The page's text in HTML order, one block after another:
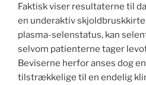
Faktisk viser resultaterne til
en underaktiv
plasma-selenstatus, kan
selvom patienterne tager
Beviserne herfor anses dog
tilstrækkelige til en endelig